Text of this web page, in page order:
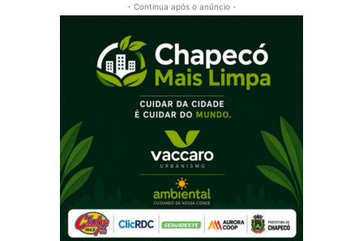
- Continua após o anúncio -